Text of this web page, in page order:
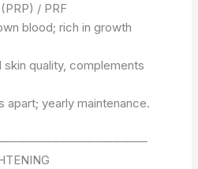
/ PRF
blood; rich in growth
quality, complements
apart; yearly maintenance.